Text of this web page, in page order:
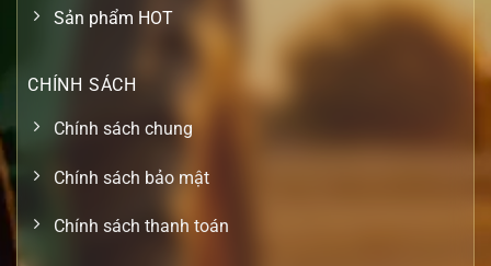
Sản phẩm HOT
CHÍNH SÁCH
Chính sách chung
Chính sách bảo mật
Chính sách thanh toán